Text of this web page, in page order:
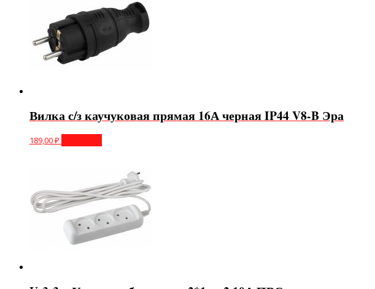
Вилка с/з каучуковая прямая 16А черная IP44 V8-B Эра
189,00₽